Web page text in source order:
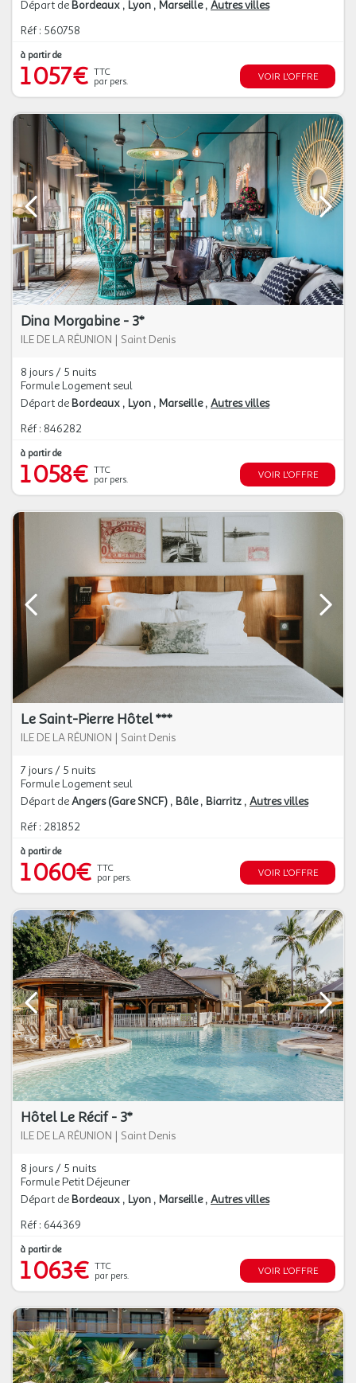
Départ de Bordeaux Lyon Marseille Autres villes
Réf : 560758
à partir de
1 057€ TTC
par pers.
VOIR L'OFFRE
Dina Morgabine - 3*
ILE DE LA RÉUNION | Saint Denis
8 jours / 5 nuits
Formule Logement seul
Départ de Bordeaux Lyon Marseille Autres villes
Réf : 846282
à partir de
1 058€ TTC
par pers.
VOIR L'OFFRE
Le Saint-Pierre Hôtel ***
ILE DE LA RÉUNION | Saint Denis
7 jours / 5 nuits
Formule Logement seul
Départ deAngers (Gare SNCF) Bâle Biarritz Autres villes
Réf : 281852
à partir de
1 060€ TTC
par pers.
VOIR L'OFFRE
Hôtel Le Récif - 3*
ILE DE LA RÉUNION | Saint Denis
8 jours / 5 nuits
Formule Petit Déjeuner
Départ de Bordeaux Lyon Marseille Autres villes
Réf : 644369
à partir de
1 063€ TTC
par pers.
VOIR L'OFFRE